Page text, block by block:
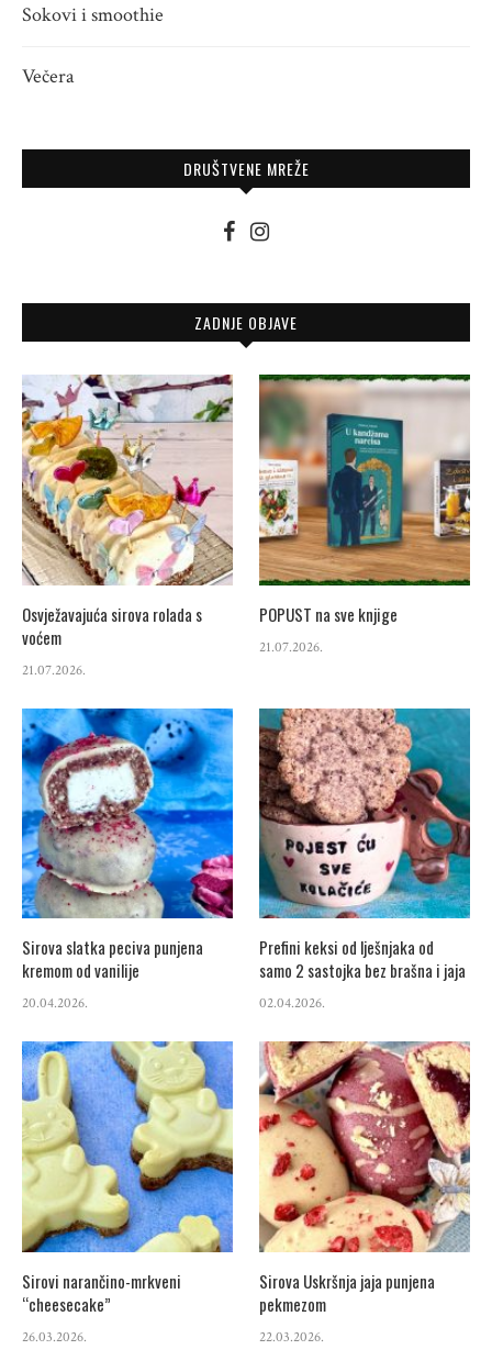
Sokovi i smoothie
Večera
DRUŠTVENE MREŽE
ZADNJE OBJAVE
Osvježavajuća sirova rolada s
voćem
21.07.2026.
POPUST na sve knjige
21.07.2026.
Sirova slatka peciva punjena
kremom od vanilije
20.04.2026.
Prefini keksi od lješnjaka od
samo 2 sastojka bez brašna i jaja
02.04.2026.
Sirovi narančino-mrkveni
“cheesecake”
26.03.2026.
Sirova Uskršnja jaja punjena
pekmezom
22.03.2026.